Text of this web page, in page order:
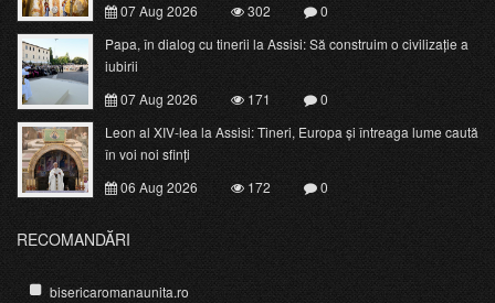
07 Aug 2026
302
0
Papa, în dialog cu tinerii la Assisi: Să construim o civilizație a
iubirii
07 Aug 2026
171
0
Leon al XIV-lea la Assisi: Tineri, Europa și întreaga lume caută
în voi noi sfinți
06 Aug 2026
172 0
RECOMANDĂRI
bisericaromanaunita.ro